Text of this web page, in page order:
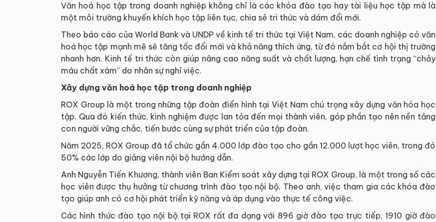
Văn hoá học tập trong doanh nghiệp không chỉ là các khóa đào tạo hay tài liệu học tập mà là
một môi trường khuyến khích học tập liên tục, chia sẻ tri thức và dám đổi mới.
Theo báo cáo của World Bank và UNDP về kinh tế tri thức tại Việt Nam, các doanh nghiệp có văn
hoá học tập mạnh mẽ sẽ tăng tốc đổi mới và khả năng thích ứng, từ đó nắm bắt cơ hội thị trường
nhanh hơn. Kinh tế tri thức còn giúp nâng cao năng suất và chất lượng, hạn chế tình trạng “chảy
máu chất xám” do nhân sự nghỉ việc.
Xây dựng văn hoá học tập trong doanh nghiệp
ROX Group là một trong những tập đoàn điển hình tại Việt Nam chú trọng xây dựng văn hóa học
tập. Qua đó kiến thức, kinh nghiệm được lan tỏa đến mọi thành viên, góp phần tạo nên nền tảng
con người vững chắc, tiến bước cùng sự phát triển của tập đoàn.
Năm 2025, ROX Group đã tổ chức gần 4.000 lớp đào tạo cho gần 12.000 lượt học viên, trong đó
50% các lớp do giảng viên nội bộ hướng dẫn.
Anh Nguyễn Tiến Khương, thành viên Ban Kiểm soát xây dựng tại ROX Group, là một trong số các
học viên được thụ hưởng từ chương trình đào tạo nội bộ. Theo anh, việc tham gia các khóa đào
tạo giúp anh có cơ hội phát triển kỹ năng và áp dụng vào thực tế công việc.
Các hình thức đào tạo nội bộ tại ROX rất đa dạng với 896 giờ đào tạo trực tiếp, 1910 giờ đào